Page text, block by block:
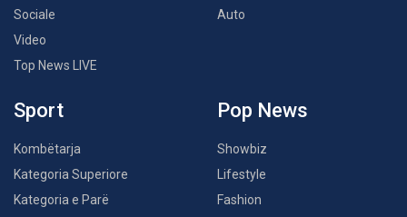
Sociale
Video
Top News LIVE
Auto
Sport
Kombëtarja
Kategoria Superiore
Kategoria e Parë
Pop News
Showbiz
Lifestyle
Fashion